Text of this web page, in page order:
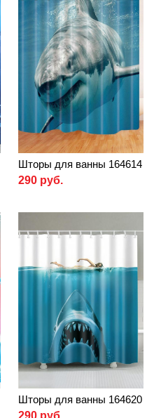
Шторы для ванны 164614
290 руб.
Шторы для ванны 164620
290 руб.